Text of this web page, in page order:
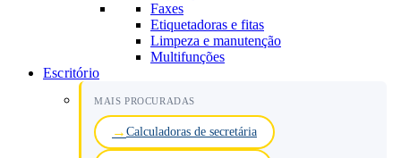
Faxes
Etiquetadoras e fitas
Limpeza e manutenção
Multifunções
Escritório
MAIS PROCURADAS
Calculadoras de secretária